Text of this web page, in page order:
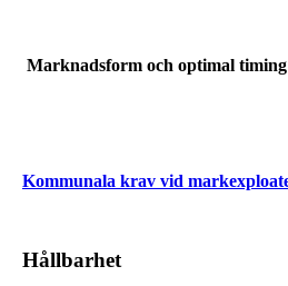
Marknadsform och optimal
Kommunala krav vid
Hållbarhet